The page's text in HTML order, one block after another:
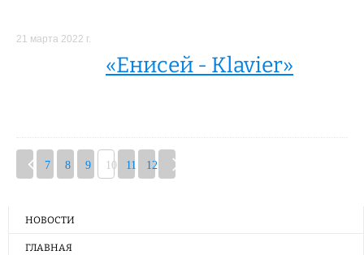
21 марта 2022 г.
«Енисей - Klavier»
7 8 9 10 11 12
НОВОСТИ
ГЛАВНАЯ